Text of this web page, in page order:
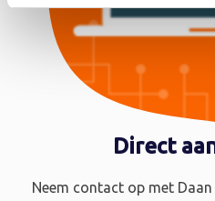
Direct
Neem contact op met